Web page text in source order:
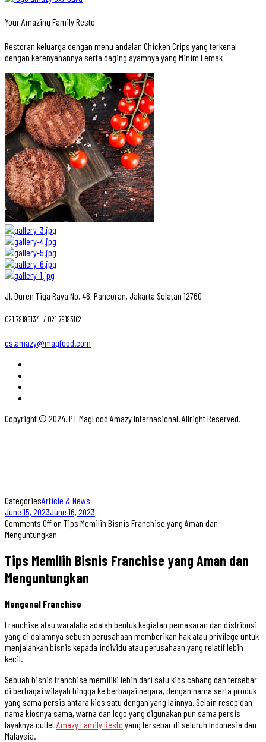
Your Amazing Family Resto
Restoran keluarga dengan menu andalan Chicken Crips yang terkenal
dengan kerenyahannya serta daging ayamnya yang Minim Lemak
Jl. Duren Tiga Raya No. 46, Pancoran, Jakarta Selatan 12760
021 79195134 ‎ / 021 79193162
cs.amazy@magfood.com
Copyright © 2024. PT MagFood Amazy Internasional. Allright Reserved.
CategoriesArticle & News
June 15, 2023June 16, 2023
Comments Offon Tips Memilih Bisnis Franchise yang Aman dan
Menguntungkan
Tips Memilih Bisnis Franchise yang Aman dan
Menguntungkan
Mengenal Franchise
Franchise atau waralaba adalah bentuk kegiatan pemasaran dan distribusi
yang di dalamnya sebuah perusahaan memberikan hak atau privilege untuk
menjalankan bisnis kepada individu atau perusahaan yang relatif lebih
kecil.
Sebuah bisnis franchise memiliki lebih dari satu kios cabang dan tersebar
di berbagai wilayah hingga ke berbagai negara, dengan nama serta produk
yang sama persis antara kios satu dengan yang lainnya. Selain resep dan
nama kiosnya sama, warna dan logo yang digunakan pun sama persis
layaknya outletAmazy Family Resto yang tersebar di seluruh Indonesia dan
Malaysia.